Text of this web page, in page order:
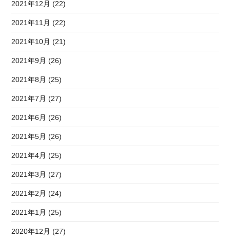
2021年12月 (22)
2021年11月 (22)
2021年10月 (21)
2021年9月 (26)
2021年8月 (25)
2021年7月 (27)
2021年6月 (26)
2021年5月 (26)
2021年4月 (25)
2021年3月 (27)
2021年2月 (24)
2021年1月 (25)
2020年12月 (27)